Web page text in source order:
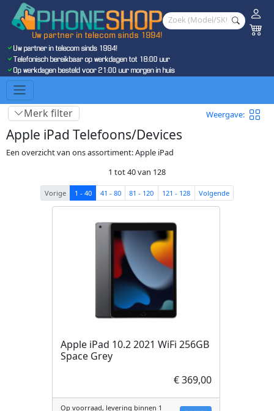
Uw partner in telecom sinds 1994!
Uw partner in telecom sinds 1994!
Telefonisch bereikbaar op werkdagen tot 18:00 uur
Op werkdagen besteld voor 21:00 uur morgen in huis
Merk filter Weergave:
Apple iPad Telefoons/Devices
Een overzicht van ons assortiment: Apple iPad
1 tot 40 van 128
Vorige 1 - 40 41 - 80 81 - 120 121 - 128 Volgende
Apple iPad 10.2 2021 WiFi 256GB
Space Grey
€ 369,00
Op voorraad, levering binnen 1